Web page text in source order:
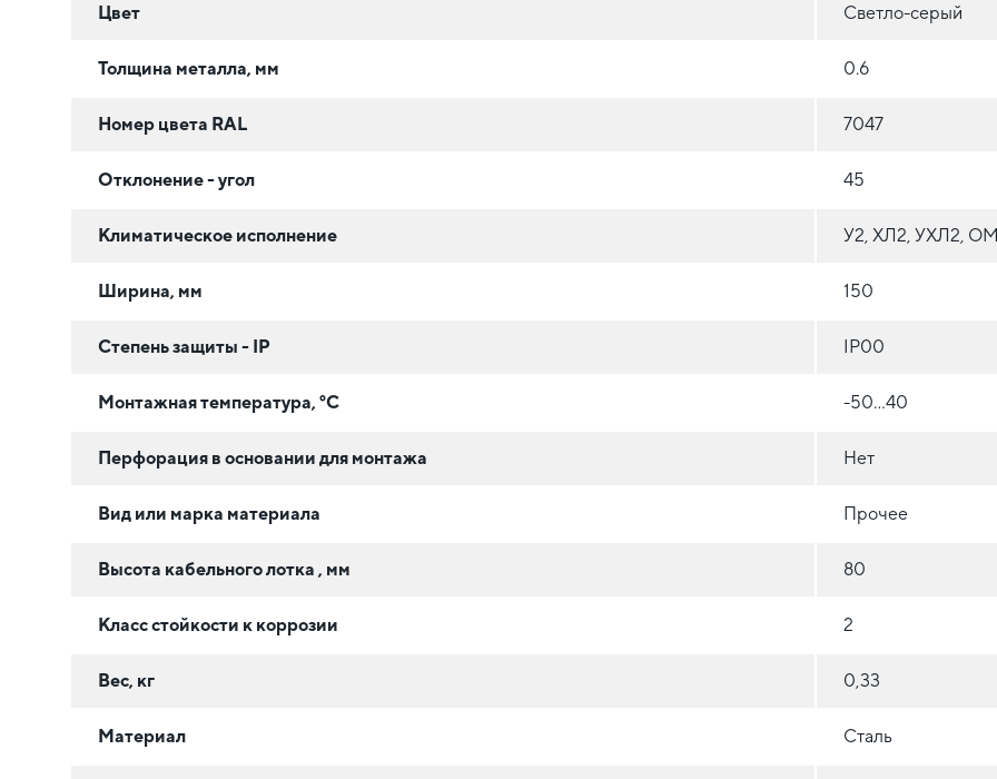
Цвет Светло-серый
Толщина металла, мм 0.6
Номер цвета RAL 7047
Отклонение - угол 45
Климатическое исполнение У2, ХЛ2, УХЛ2,
Ширина, мм 150
Степень защиты - IP IP00
Монтажная температура, °C -50...40
Перфорация в основании для монтажа Нет
Вид или марка материала Прочее
Высота кабельного лотка , мм 80
Класс стойкости к коррозии 2
Вес, кг 0,33
Материал Сталь